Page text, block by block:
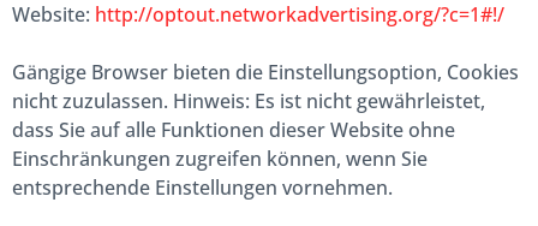
Website: http://optout.networkadvertising.org/?c=1#!/
Gängige Browser bieten die Einstellungsoption, Cookies
nicht zuzulassen. Hinweis: Es ist nicht gewährleistet,
dass Sie auf alle Funktionen dieser Website ohne
Einschränkungen zugreifen können, wenn Sie
entsprechende Einstellungen vornehmen.